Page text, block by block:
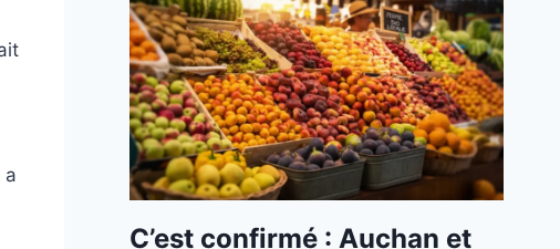
a
C’est confirmé : Auchan et